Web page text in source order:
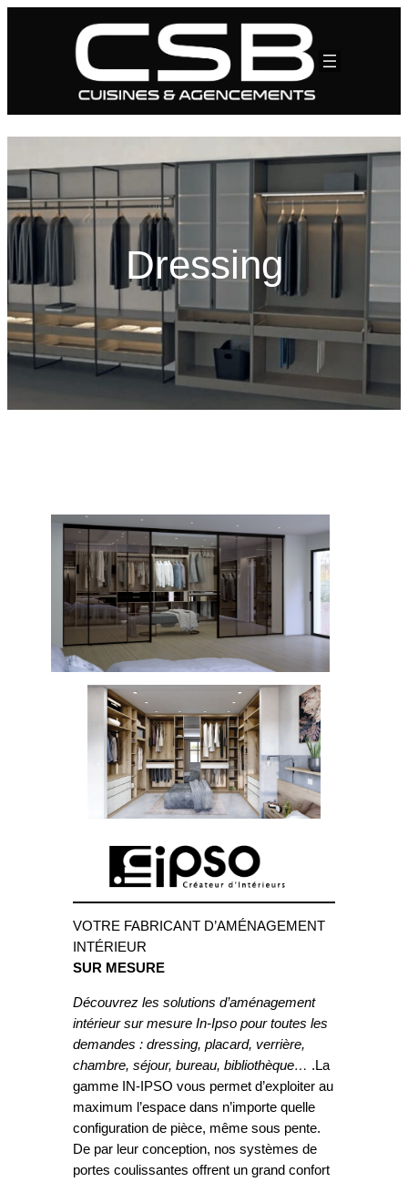
Dressing
VOTRE FABRICANT D’AMÉNAGEMENT
INTÉRIEUR
SUR MESURE
Découvrez les solutions d’aménagement
intérieur sur mesure In-Ipso pour toutes les
demandes : dressing, placard, verrière,
chambre, séjour, bureau, bibliothèque… .La
gamme IN-IPSO vous permet d’exploiter au
maximum l’espace dans n’importe quelle
configuration de pièce, même sous pente.
De par leur conception, nos systèmes de
portes coulissantes offrent un grand confort